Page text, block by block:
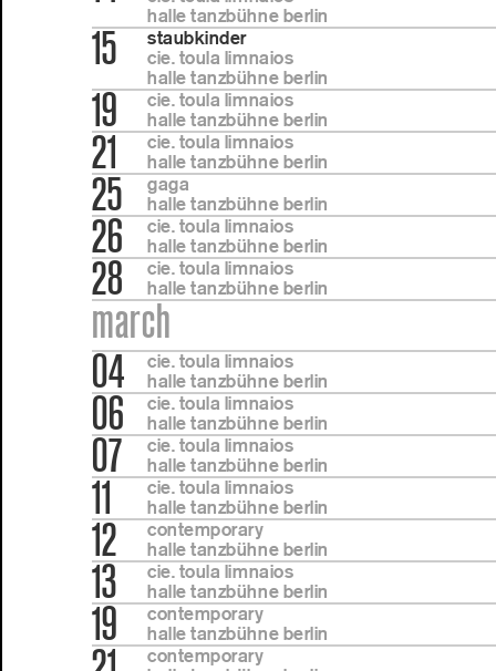
halle tanzbühne berlin
15
staubkinder
cie. toula limnaios
halle tanzbühne berlin
19
cie. toula limnaios
halle tanzbühne berlin
21
cie. toula limnaios
halle tanzbühne berlin
25
gaga
halle tanzbühne berlin
26
cie. toula limnaios
halle tanzbühne berlin
28
cie. toula limnaios
halle tanzbühne berlin
march
04
cie. toula limnaios
halle tanzbühne berlin
06
cie. toula limnaios
halle tanzbühne berlin
07
cie. toula limnaios
halle tanzbühne berlin
11
cie. toula limnaios
halle tanzbühne berlin
12
contemporary
halle tanzbühne berlin
13
cie. toula limnaios
halle tanzbühne berlin
19
contemporary
halle tanzbühne berlin
contemporary